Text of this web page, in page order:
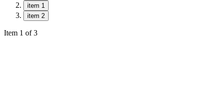
item 1
item 2
Item 1 of 3